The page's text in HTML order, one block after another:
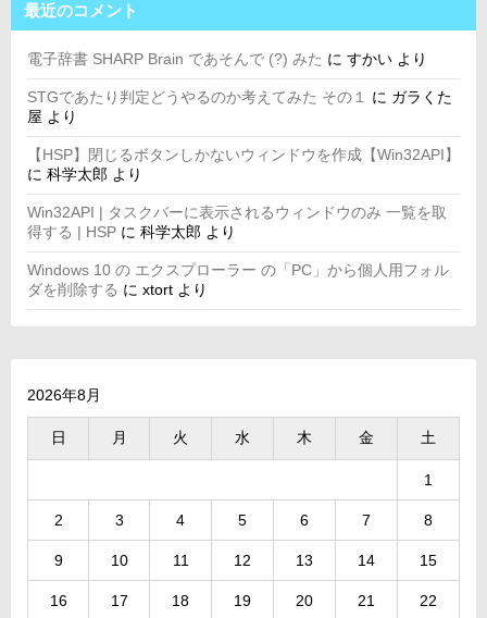
最近のコメント
電子辞書 SHARP Brain であそんで (?) みた に すかい より
STGであたり判定どうやるのか考えてみた その１ に ガラくた
屋 より
【HSP】閉じるボタンしかないウィンドウを作成【Win32API】
に 科学太郎 より
Win32API | タスクバーに表示されるウィンドウのみ 一覧を取
得する | HSP に 科学太郎 より
Windows 10 の エクスプローラー の「PC」から個人用フォル
ダを削除する に xtort より
2026年8月
日 月 火 水 木 金 土
1
2 3 4 5 6 7 8
9 10 11 12 13 14 15
16 17 18 19 20 21 22